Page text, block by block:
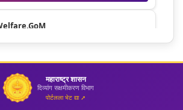
घोषणांसाठी फेसबुकवर आमच्या समुदायात
फेसबुकवर पहा
महाराष्ट्र शासन
दिव्यांग सक्षमीकरण विभाग
पोर्टलला भेट द्या ➚